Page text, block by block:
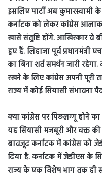
इसलिए पार्टी अब कुमारस्वामी
कर्नाटक को लेकर कांग्रेस
खासे संतुष्टि होंगे. आखिरकार वे
हुए हैं. लिहाजा पूर्व प्रधानमंत्री
का बिना शर्त समर्थन जारी
रखने के लिए कांग्रेस अपनी पूरी
राज्य में कोई सियासी संभावना
क्या कांग्रेस पर पिछलग्गू होने
यह सियासी मजबूरी और वक्त
बावजूद कर्नाटक में कांग्रेस को
दिया है. कर्नाटक में जेडीएस के
राज्य के एक विशेष भाग तक ही